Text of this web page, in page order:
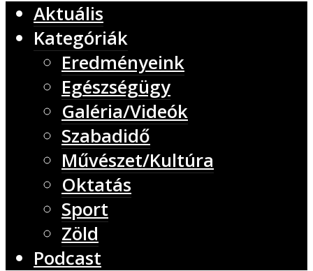
Aktuális
Kategóriák
Eredményeink
Egészségügy
Galéria/Videók
Szabadidő
Művészet/Kultúra
Oktatás
Sport
Zöld
Podcast